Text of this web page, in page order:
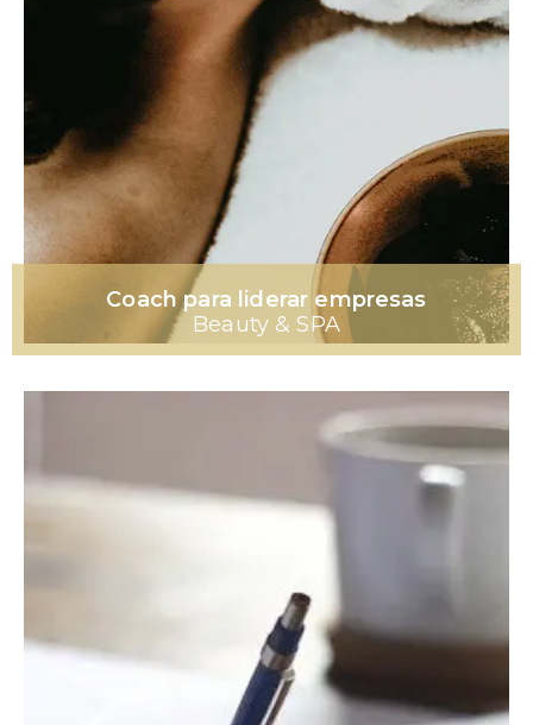
Coach para liderar empresas
Beauty & SPA